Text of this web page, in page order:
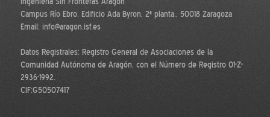
Campus Río Ebro. Edificio Ada Byron, 2ª planta., 50018 Zaragoza
Email: info@aragon.isf.es
Datos Registrales: Registro General de Asociaciones de la
Comunidad Autónoma de Aragón, con el Número de Registro 01-Z-
2936-1992.
CIF:G50507417